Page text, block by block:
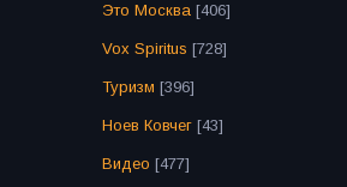
Это Москва [406]
Vox Spiritus [728]
Туризм [396]
Ноев Ковчег [43]
Видео [477]